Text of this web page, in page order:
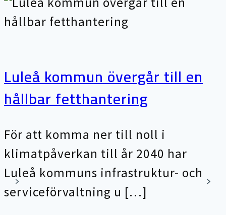
Luleå kommun övergår till en
hållbar fetthantering
För att komma ner till noll i
klimatpåverkan till år 2040 har
Luleå kommuns infrastruktur- och
serviceförvaltning u […]